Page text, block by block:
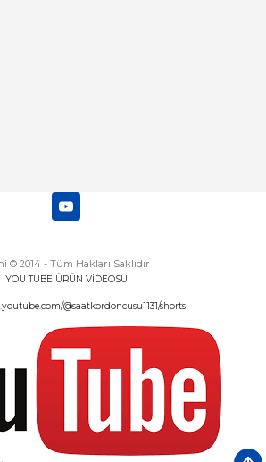
© 2014 - Tüm Hakları Saklıdır
YOU TUBE ÜRÜN VİDEOSU
@saatkordoncusu1131/shorts